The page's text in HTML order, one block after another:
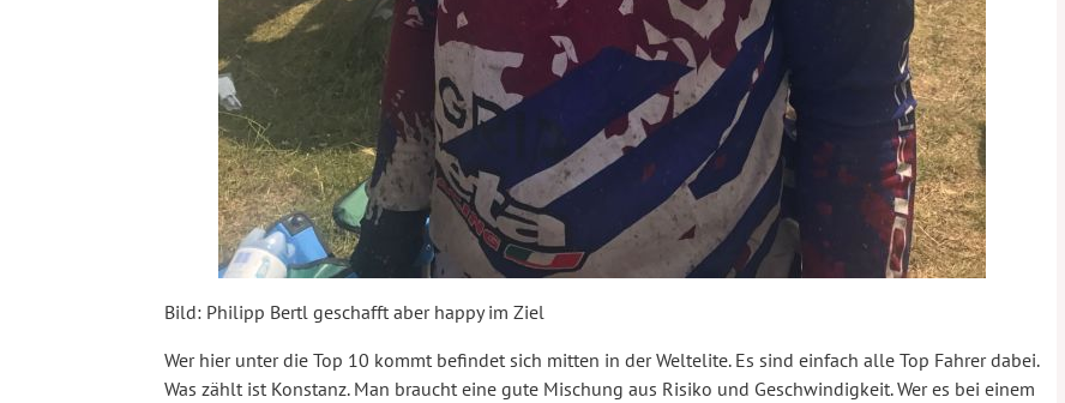
Bild: Philipp Bertl geschafft aber happy im Ziel
Wer hier unter die Top 10 kommt befindet sich mitten in der Weltelite. Es sind einfach alle Top Fahrer dabei.
Was zählt ist Konstanz. Man braucht eine gute Mischung aus Risiko und Geschwindigkeit. Wer es bei einem